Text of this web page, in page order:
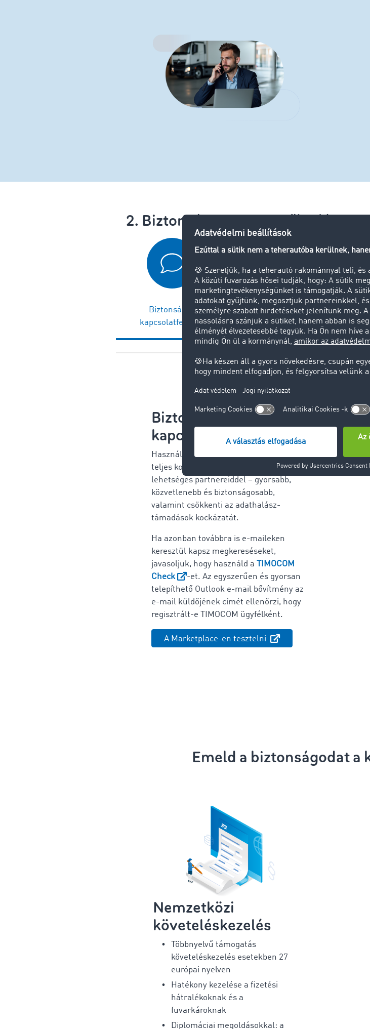
2. Biztonságos együttműködés a
Biztonságos
kapcsolatfelvétel
Biztonságosan zárja le az
üzletet
Biztonságos
kapcsolatfelvétel
Használd a TIMOCOM Messengert
teljes kommunikációhoz partnereiddel és
lehetséges partnereiddel – gyorsabb,
közvetlenebb és biztonságosabb,
valamint csökkenti az adathalász-
támadások kockázatát.
Ha azonban továbbra is e-maileken
keresztül kapsz megkereséseket,
javasoljuk, hogy használd a
TIMOCOM
Check
-et. Az egyszerűen és gyorsan
telepíthető Outlook e-mail bővítmény az
e-mail küldőjének címét ellenőrzi, hogy
regisztrált-e TIMOCOM ügyfélként.
A Marketplace-en tesztelni
Emeld a biztonságodat a
Nemzetközi
követeléskezelés
Többnyelvű támogatás
követeléskezelés esetekben 27
európai nyelven
Hatékony kezelése a fizetési
hátralékoknak és a
fuvarkároknak
Diplomáciai megoldásokkal: a